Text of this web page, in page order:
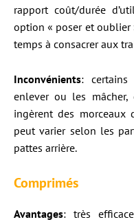
rapport coût/durée
option « poser et
temps à consacrer aux
Inconvénients: certains
enlever ou les mâcher,
ingèrent des morceaux
peut varier selon les
pattes arrière.
Comprimés
Avantages: très